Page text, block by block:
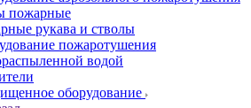
пожарные
рукава и стволы
пожаротушения
водой
оборудование